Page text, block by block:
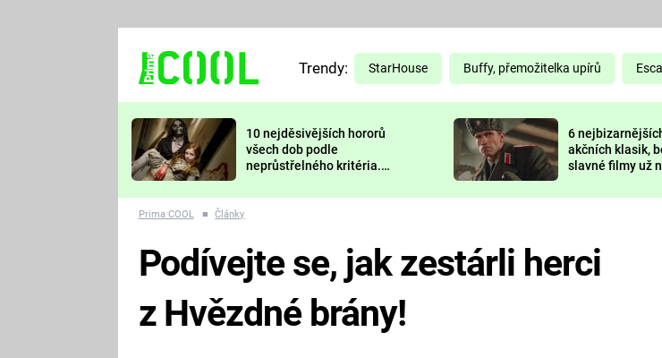
TŘESKU
FUTURAMA
PREDÁTOR
DELIVERANCE
Trendy: StarHouse Buffy, přemožitelka upírů
10 nejděsivějších hororů
všech dob podle
neprůstřelného kritéria.
nejvíc zvednou tep?
6
akčních klasik,
slavné filmy už
Prima COOL ■ Články
Podívejte se, jak zestárli herci
z Hvězdné brány!